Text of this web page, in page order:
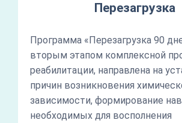
Перезагрузка
Программа «Перезагрузка 90
вторым этапом комплексной
реабилитации, направлена на
причин возникновения
зависимости, формирование
необходимых для восполнения